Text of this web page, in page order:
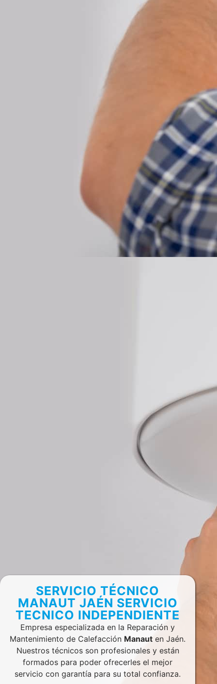
SERVICIO TÉCNICO
MANAUT JAÉN SERVICIO
TECNICO INDEPENDIENTE
Empresa especializada en la Reparación y
Mantenimiento de Calefacción Manaut en Jaén.
Nuestros técnicos son profesionales y están
formados para poder ofrecerles el mejor
servicio con garantía para su total confianza.